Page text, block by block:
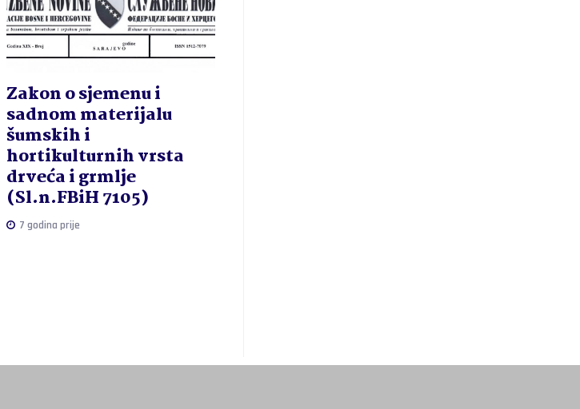
Zakon o sjemenu i
sadnom materijalu
šumskih i
hortikulturnih vrsta
drveća i grmlje
(Sl.n.FBiH 7105)
7 godina prije